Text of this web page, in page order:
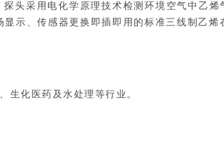
探头采用电化学原理技术检测环境空气中乙
示、传感器更换即插即用的标准三线制乙
生化医药及水处理等行业。